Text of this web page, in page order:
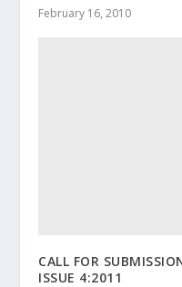
February 16, 2010
CALL FOR
ISSUE 4:2011